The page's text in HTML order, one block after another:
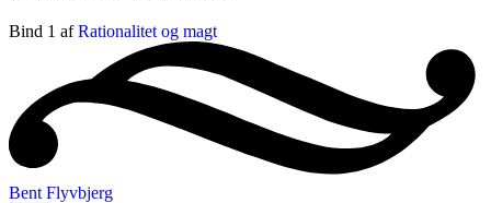
Bind 1 afRationalitet og magt
Bent Flyvbjerg